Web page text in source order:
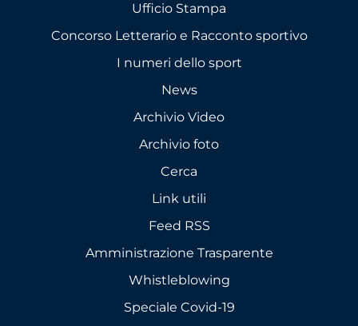
Ufficio Stampa
Concorso Letterario e Racconto sportivo
I numeri dello sport
News
Archivio Video
Archivio foto
Cerca
Link utili
Feed RSS
Amministrazione Trasparente
Whistleblowing
Speciale Covid-19